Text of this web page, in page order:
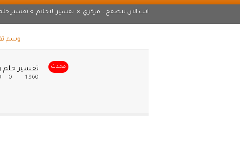
انت الان تتصفح : مركزي » تفسير الاحلام » تفسير حلم
وسم
محدث تفسير حلم
1,960